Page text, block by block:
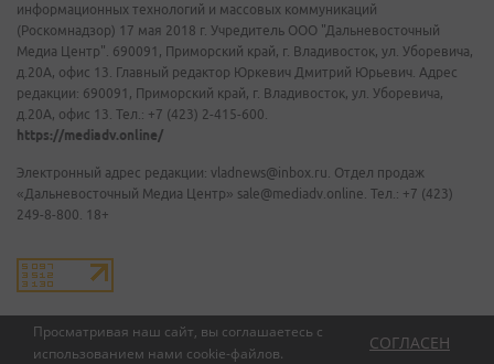
Просматривая наш сайт, вы соглашаетесь с
использованием нами cookie-файлов.
СОГЛАСЕН
информационных технологий и массовых коммуникаций
(Роскомнадзор) 17 мая 2018 г. Учредитель ООО "Дальневосточный
Медиа Центр". 690091, Приморский край, г. Владивосток, ул. Уборевича,
д.20А, офис 13. Главный редактор Юркевич Дмитрий Юрьевич. Адрес
редакции: 690091, Приморский край, г. Владивосток, ул. Уборевича,
д.20А, офис 13. Тел.: +7 (423) 2-415-600.
https://mediadv.online/
Электронный адрес редакции: vladnews@inbox.ru. Отдел продаж
«Дальневосточный Медиа Центр» sale@mediadv.online. Тел.: +7 (423)
249-8-800. 18+